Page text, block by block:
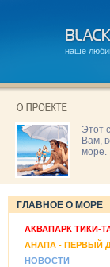
наше
Этот
Вам,
море.
ГЛАВНОЕ О МОРЕ
АКВАПАРК ТИКИ-
АНАПА - ПЕРВЫЙ
НОВОСТИ